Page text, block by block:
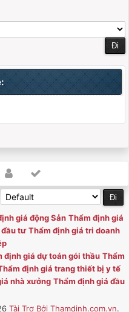
giá động Sản Thẩm định giá
tư Thẩm định giá tri doanh
định giá dự toán gói thầu Thẩm
định giá trang thiết bị y tế
nhà xưởng Thẩm định giá đầu
Tài Trợ Bởi Thamdinh.com.vn.